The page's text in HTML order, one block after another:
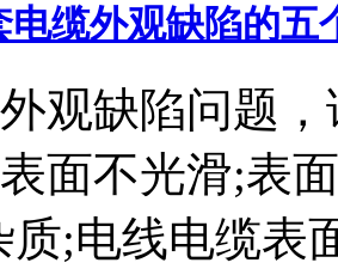
电缆外观缺陷的五
观缺陷问题
面不光滑;表
质;电线电缆表